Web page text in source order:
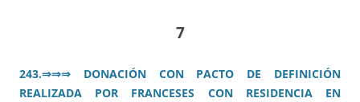
7
243.⇒⇒⇒ DONACIÓN CON PACTO DE DEFINICIÓN
REALIZADA POR FRANCESES CON RESIDENCIA EN